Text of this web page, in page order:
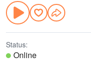
Status:
Online